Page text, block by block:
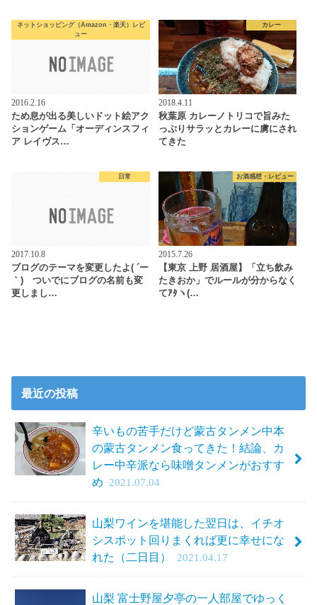
ネットショッピング（Amazon・楽天）レビ
ュー
2016.2.16
ため息が出る美しいドット絵アク
ションゲーム「オーディンスフィ
ア レイヴス…
カレー
2018.4.11
秋葉原 カレーノトリコで旨みた
っぷりサラッとカレーに虜にされ
てきた
日常
2017.10.8
ブログのテーマを変更したよ( ´ー
｀) ついでにブログの名前も変
更しまし…
お酒感想・レビュー
2015.7.26
【東京 上野 居酒屋】「立ち飲み
たきおか」でルールが分からなく
てｱﾀヽ(…
最近の投稿
辛いもの苦手だけど蒙古タンメン中本
の蒙古タンメン食ってきた！結論、カ
レー中辛派なら味噌タンメンがおすす
め
2021.07.04
山梨ワインを堪能した翌日は、イチオ
シスポット回りまくれば更に幸せにな
れた（二日目）
2021.04.17
山梨 富士野屋夕亭の一人部屋でゆっく